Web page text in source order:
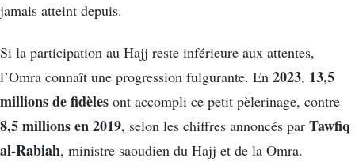
jamais atteint depuis.
Si la participation au Hajj reste inférieure aux attentes,
l’Omra connaît une progression fulgurante. En 2023, 13,5
millions de fidèles ont accompli ce petit pèlerinage, contre
8,5 millions en 2019, selon les chiffres annoncés par Tawfiq
al-Rabiah, ministre saoudien du Hajj et de la Omra.